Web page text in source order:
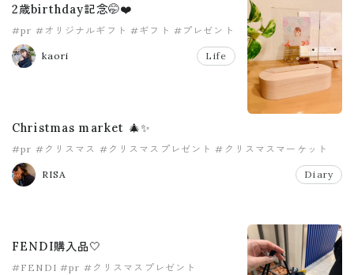
2歳birthday記念🤭❤️
#pr #オリジナルギフト #ギフト #プレゼント
#敬老の日
kaori
Life
Christmas market 🎄✨
#pr #クリスマス #クリスマスプレゼント #クリスマスマーケット
RISA Diary
FENDI購入品🤍
#FENDI #pr #クリスマスプレゼント